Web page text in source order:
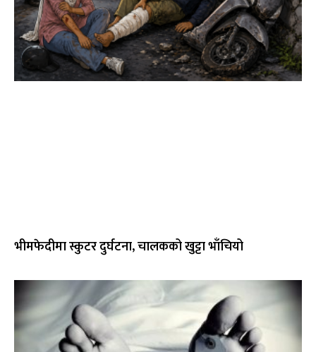
भीमफेदीमा स्कुटर दुर्घटना, चालकको खुट्टा भाँचियो